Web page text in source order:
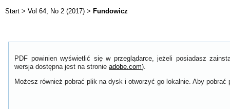
Start > Vol 64, No 2 (2017) > Fundowicz
PDF powinien wyświetlić się w przeglądarce, jeżeli posiadasz
wersja dostępna jest na stronie adobe.com).
Możesz również pobrać plik na dysk i otworzyć go lokalnie. Aby